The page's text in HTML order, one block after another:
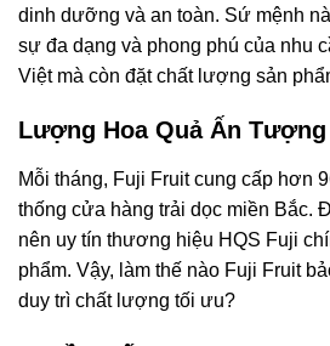
dinh dưỡng và an toàn. Sứ mệnh
sự đa dạng và phong phú của nhu
Việt mà còn đặt chất lượng sản
Lượng Hoa Quả Ấn Tượng
Mỗi tháng, Fuji Fruit cung cấp hơn
thống cửa hàng trải dọc miền Bắc.
nên uy tín thương hiệu HQS Fuji
phẩm. Vậy, làm thế nào Fuji Fruit
duy trì chất lượng tối ưu?